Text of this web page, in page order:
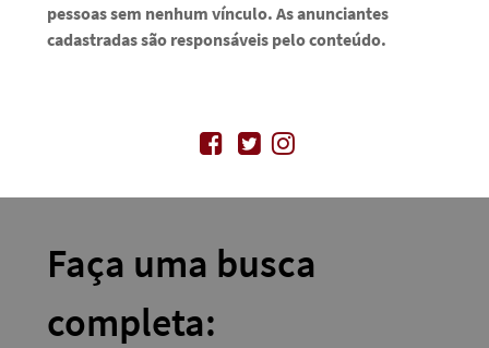
pessoas sem nenhum vínculo. As anunciantes
cadastradas são responsáveis pelo conteúdo.
Faça uma busca
completa: